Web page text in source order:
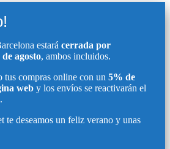
estará cerrada por
agosto, ambos incluidos.
tus compras online con un 5% de
web y los envíos se reactivarán el
te deseamos un feliz verano y unas